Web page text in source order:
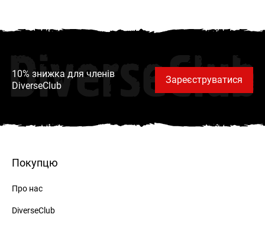
10% знижка для членів
DiverseClub
DiverseClub
Зареєструватися
Покупцю
Про нас
DiverseClub